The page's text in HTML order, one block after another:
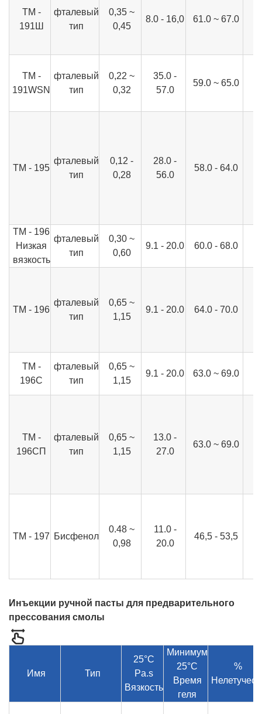
ТМ -
191Ш
фталевый
тип
0,35 ~
0,45
8.0 - 16,0 61.0 ~ 67.0
TM -
191WSN
фталевый
тип
0,22 ~
0,32
35.0 -
57.0
59.0 ~ 65.0
ТМ - 195
фталевый
тип
0,12 -
0,28
28.0 -
56.0
58.0 - 64.0
ТМ - 196
Низкая
вязкость
фталевый
тип
0,30 ~
0,60
9.1 - 20.0 60.0 - 68.0
ТМ - 196
фталевый
тип
0,65 ~
1,15
9.1 - 20.0 64.0 - 70.0
ТМ -
196С
фталевый
тип
0,65 ~
1,15
9.1 - 20.0 63.0 ~ 69.0
ТМ -
196СП
фталевый
тип
0,65 ~
1,15
13.0 -
27.0
63.0 ~ 69.0
ТМ - 197 Бисфенол
0.48 ~
0,98
11.0 -
20.0
46,5 - 53,5
Инъекции ручной пасты для предварительного
прессования смолы
Имя Тип
25°C
Pa.s
Вязкость
Минимум
25°C
Время
геля
%